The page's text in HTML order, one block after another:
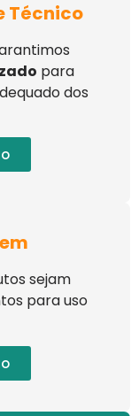
Técnico
para
dos
sejam
para uso